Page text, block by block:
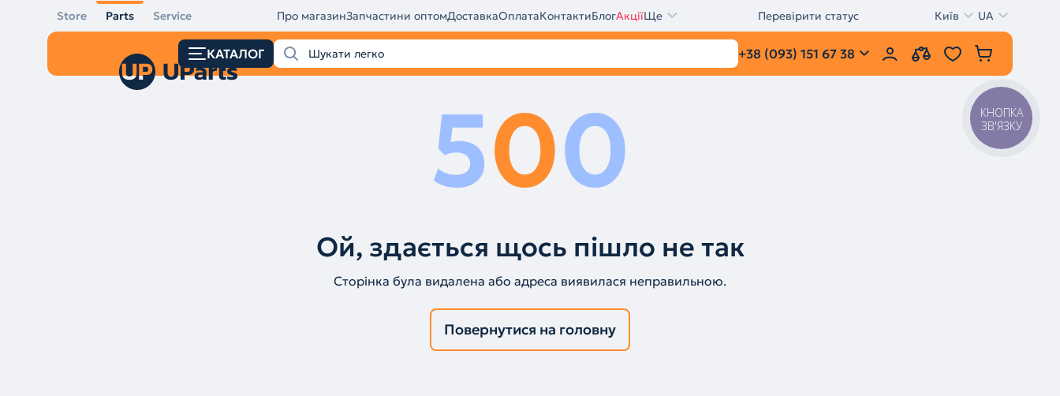
Store Parts Service Про магазинЗапчастини оптомДоставкаОплатаКонтактиБлогАкціїЩе Перевірити статус Київ UA
КАТАЛОГ +38 (093) 151 67 38
500
Ой, здається щось пішло не так
Сторінка була видалена або адреса виявилася неправильною.
Повернутися на головну
КНОПКА
ЗВ'ЯЗКУ